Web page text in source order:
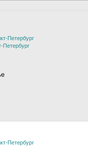
Петербург
Петербург
Петербург